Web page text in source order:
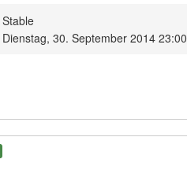
Stable
Dienstag, 30. September 2014 23:00